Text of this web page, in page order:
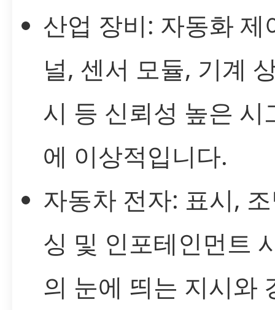
산업 장비: 자동화 제
널, 센서 모듈, 기계
시 등 신뢰성 높은 시
에 이상적입니다.
자동차 전자: 표시,
싱 및 인포테인먼트
의 눈에 띄는 지시와